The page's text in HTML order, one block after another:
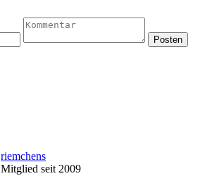
riemchens
Mitglied seit 2009